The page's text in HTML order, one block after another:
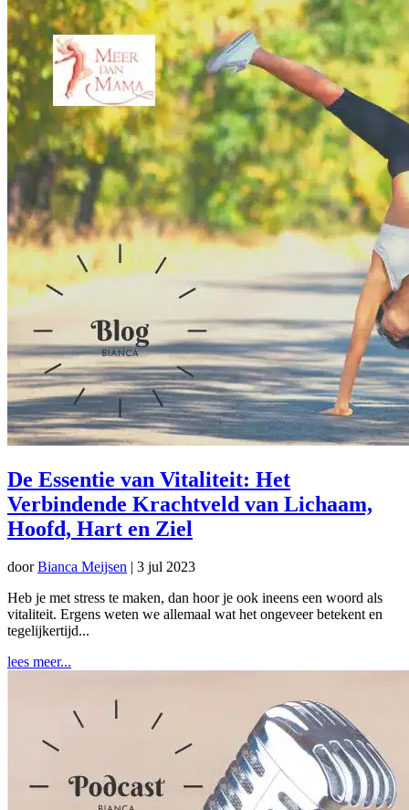
De Essentie van Vitaliteit: Het
Verbindende Krachtveld van Lichaam,
Hoofd, Hart en Ziel
doorBianca Meijsen | 3 jul 2023
Heb je met stress te maken, dan hoor je ook ineens een woord als
vitaliteit. Ergens weten we allemaal wat het ongeveer betekent en
tegelijkertijd...
lees meer...